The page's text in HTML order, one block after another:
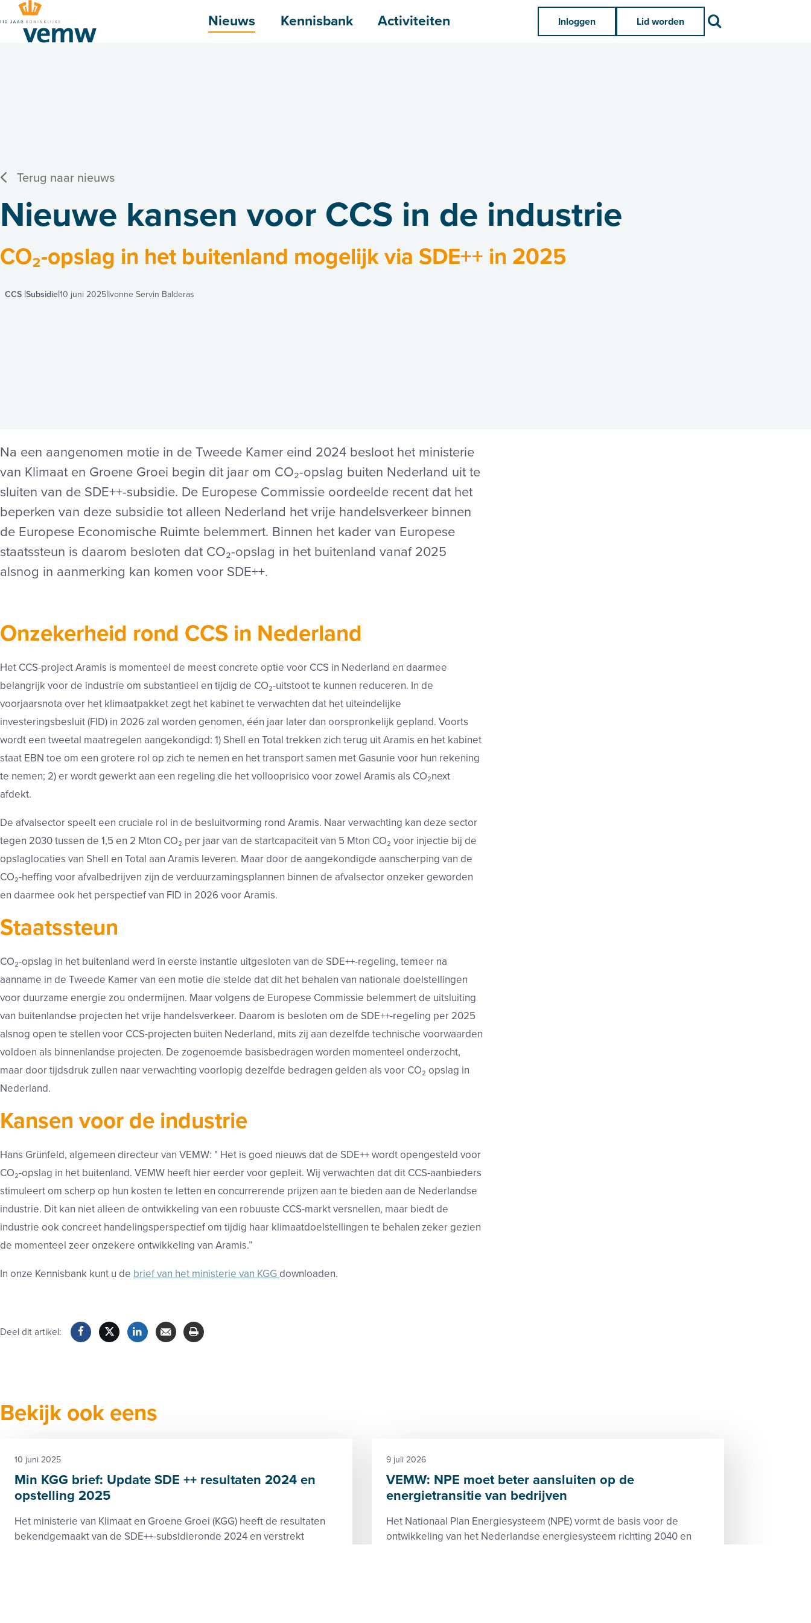
Nieuws Kennisbank Activiteiten Inloggen Lid worden
Terug naar nieuws
Nieuwe kansen voor CCS in de industrie
CO₂-opslag in het buitenland mogelijk via SDE++ in 2025
CCS Subsidie10 juni 2025 Ivonne Servin Balderas
Na een aangenomen motie in de Tweede Kamer eind 2024 besloot het ministerie
van Klimaat en Groene Groei begin dit jaar om CO₂-opslag buiten Nederland uit te
sluiten van de SDE++-subsidie. De Europese Commissie oordeelde recent dat het
beperken van deze subsidie tot alleen Nederland het vrije handelsverkeer binnen
de Europese Economische Ruimte belemmert. Binnen het kader van Europese
staatssteun is daarom besloten dat CO₂-opslag in het buitenland vanaf 2025
alsnog in aanmerking kan komen voor SDE++.
Onzekerheid rond CCS in Nederland
Het CCS-project Aramis is momenteel de meest concrete optie voor CCS in Nederland en daarmee
belangrijk voor de industrie om substantieel en tijdig de CO₂-uitstoot te kunnen reduceren. In de
voorjaarsnota over het klimaatpakket zegt het kabinet te verwachten dat het uiteindelijke
investeringsbesluit (FID) in 2026 zal worden genomen, één jaar later dan oorspronkelijk gepland. Voorts
wordt een tweetal maatregelen aangekondigd: 1) Shell en Total trekken zich terug uit Aramis en het kabinet
staat EBN toe om een grotere rol op zich te nemen en het transport samen met Gasunie voor hun rekening
te nemen; 2) er wordt gewerkt aan een regeling die het vollooprisico voor zowel Aramis als CO₂next
afdekt.
De afvalsector speelt een cruciale rol in de besluitvorming rond Aramis. Naar verwachting kan deze sector
tegen 2030 tussen de 1,5 en 2 Mton CO₂ per jaar van de startcapaciteit van 5 Mton CO₂ voor injectie bij de
opslaglocaties van Shell en Total aan Aramis leveren. Maar door de aangekondigde aanscherping van de
CO₂-heffing voor afvalbedrijven zijn de verduurzamingsplannen binnen de afvalsector onzeker geworden
en daarmee ook het perspectief van FID in 2026 voor Aramis.
Staatssteun
CO₂-opslag in het buitenland werd in eerste instantie uitgesloten van de SDE++-regeling, temeer na
aanname in de Tweede Kamer van een motie die stelde dat dit het behalen van nationale doelstellingen
voor duurzame energie zou ondermijnen. Maar volgens de Europese Commissie belemmert de uitsluiting
van buitenlandse projecten het vrije handelsverkeer. Daarom is besloten om de SDE++-regeling per 2025
alsnog open te stellen voor CCS-projecten buiten Nederland, mits zij aan dezelfde technische voorwaarden
voldoen als binnenlandse projecten. De zogenoemde basisbedragen worden momenteel onderzocht,
maar door tijdsdruk zullen naar verwachting voorlopig dezelfde bedragen gelden als voor CO₂ opslag in
Nederland.
Kansen voor de industrie
Hans Grünfeld, algemeen directeur van VEMW: " Het is goed nieuws dat de SDE++ wordt opengesteld voor
CO₂-opslag in het buitenland. VEMW heeft hier eerder voor gepleit. Wij verwachten dat dit CCS-aanbieders
stimuleert om scherp op hun kosten te letten en concurrerende prijzen aan te bieden aan de Nederlandse
industrie. Dit kan niet alleen de ontwikkeling van een robuuste CCS-markt versnellen, maar biedt de
industrie ook concreet handelingsperspectief om tijdig haar klimaatdoelstellingen te behalen zeker gezien
de momenteel zeer onzekere ontwikkeling van Aramis.”
In onze Kennisbank kunt u de brief van het ministerie van KGG downloaden.
Deel dit artikel:
Bekijk ook eens
Min KGG brief: Update SDE ++ resultaten 2024 en
opstelling 2025
Het ministerie van Klimaat en Groene Groei (KGG) heeft de resultaten
bekendgemaakt van de SDE++-subsidieronde 2024 en verstrekt
10 juni 2025
VEMW: NPE moet beter aansluiten op de
energietransitie van bedrijven
Het Nationaal Plan Energiesysteem (NPE) vormt de basis voor de
ontwikkeling van het Nederlandse energiesysteem richting 2040 en
9 juli 2026